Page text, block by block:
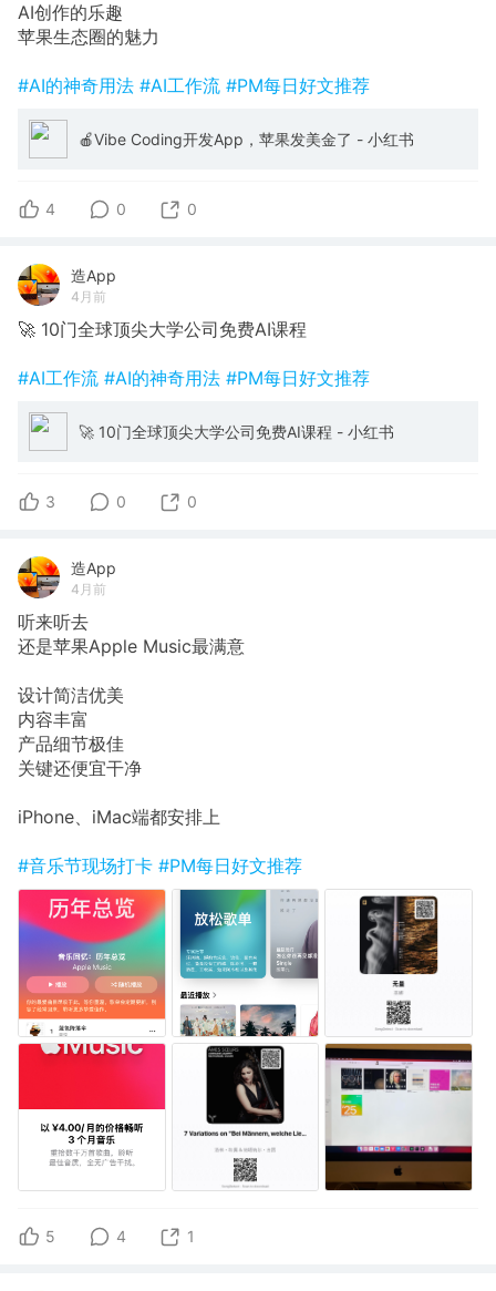
AI创作的乐趣
苹果生态圈的魅力
#AI的神奇用法 #AI工作流 #PM每日好文推荐
🍎Vibe Coding开发App，苹果发美金了 - 小红书
4 0 0
造App
4月前
🚀 10门全球顶尖大学公司免费AI课程
#AI工作流 #AI的神奇用法 #PM每日好文推荐
🚀 10门全球顶尖大学公司免费AI课程 - 小红书
3 0 0
造App
4月前
听来听去
还是苹果Apple Music最满意
设计简洁优美
内容丰富
产品细节极佳
关键还便宜干净
iPhone、iMac端都安排上
#音乐节现场打卡 #PM每日好文推荐
5 4 1